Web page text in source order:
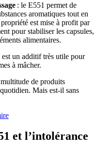
: le E551 permet de
aromatiques tout en
est mise à profit par
pour stabiliser les capsules,
alimentaires.
un additif très utile pour
à mâcher.
de produits
Mais est-il sans
etl’intolérance